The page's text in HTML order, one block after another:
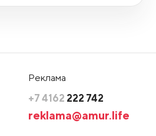
Реклама
+7 4162 222 742
reklama@amur.life